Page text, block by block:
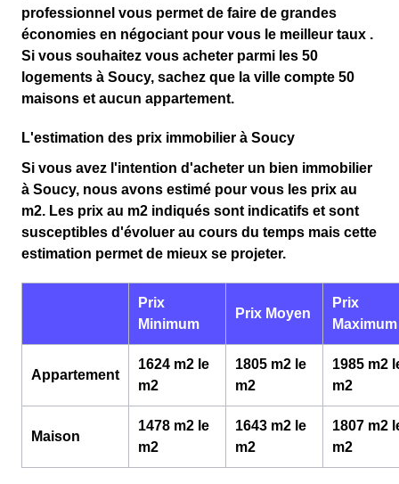
professionnel vous permet de faire de grandes
économies en négociant pour vous le meilleur taux .
Si vous souhaitez vous acheter parmi les 50
logements à Soucy, sachez que la ville compte 50
maisons et aucun appartement.
L'estimation des prix immobilier à Soucy
Si vous avez l'intention d'acheter un bien immobilier
à Soucy, nous avons estimé pour vous les prix au
m2. Les prix au m2 indiqués sont indicatifs et sont
susceptibles d'évoluer au cours du temps mais cette
estimation permet de mieux se projeter.
Prix
Minimum
Prix Moyen
Prix
Maximum
Appartement
1624 m2 le
m2
1805 m2 le
m2
1985 m2
m2
Maison
1478 m2 le
m2
1643 m2 le
m2
1807 m2
m2